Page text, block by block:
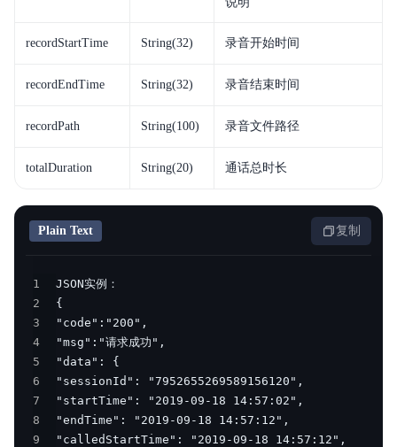
recordStartTime String(32) 录音开始时间
recordEndTime String(32) 录音结束时间
recordPath String(100) 录音文件路径
totalDuration String(20) 通话总时长
Plain Text 复制
1
2
3
4
5
6
7
8
9